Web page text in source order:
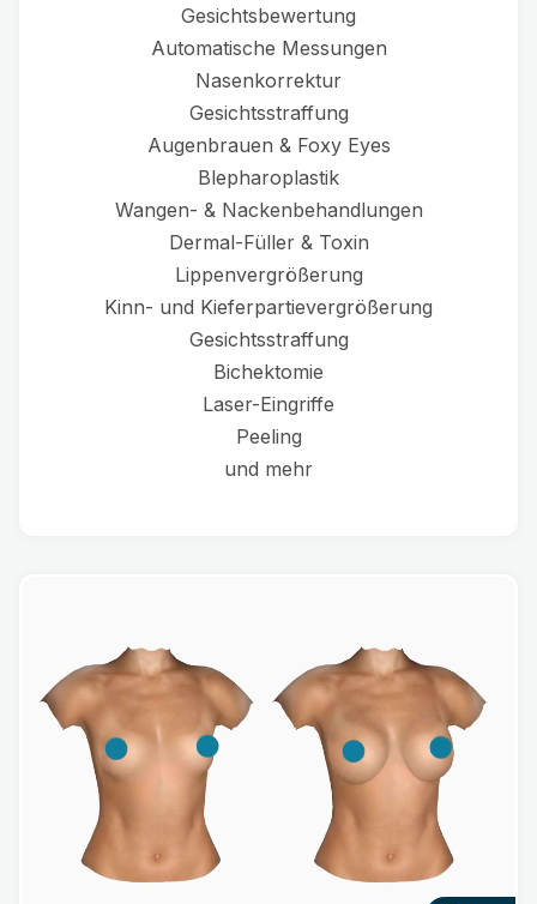
Gesichtsbewertung
Automatische Messungen
Nasenkorrektur
Gesichtsstraffung
Augenbrauen & Foxy Eyes
Blepharoplastik
Wangen- & Nackenbehandlungen
Dermal-Füller & Toxin
Lippenvergrößerung
Kinn- und Kieferpartievergrößerung
Gesichtsstraffung
Bichektomie
Laser-Eingriffe
Peeling
und mehr